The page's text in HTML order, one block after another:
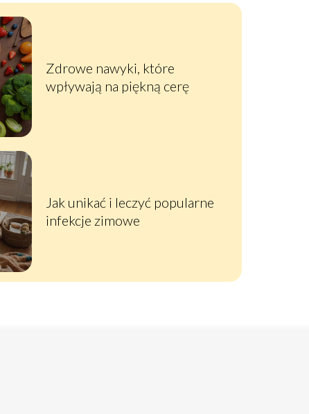
Zdrowe nawyki, które
wpływają na piękną cerę
Jak unikać i leczyć popularne
infekcje zimowe